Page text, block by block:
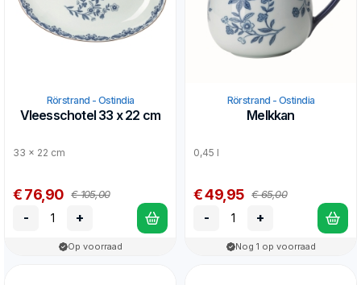
Rörstrand - Ostindia
Vleesschotel 33 x 22 cm
33 x 22 cm
€ 76,90 € 105,00
- +
Op voorraad
Rörstrand - Ostindia
Melkkan
0,45 l
€ 49,95 € 65,00
- +
Nog 1 op voorraad